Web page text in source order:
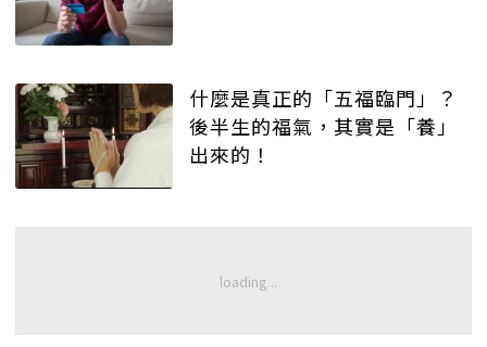
什麼是真正的「五福臨門」？
後半生的福氣，其實是「養」
出來的！